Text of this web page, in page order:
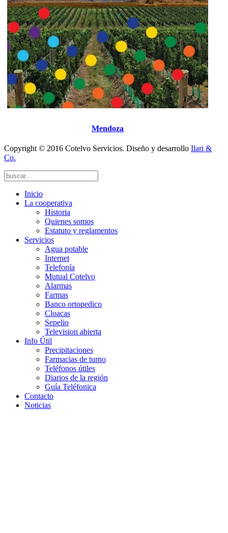
Mendoza
Copyright © 2016 Cotelvo Servicios. Diseño y desarrollo Ilari &
Co.
Inicio
La cooperativa
Historia
Quienes somos
Estatuto y reglamentos
Servicios
Agua potable
Internet
Telefonía
Mutual Cotelvo
Alarmas
Farmas
Banco ortopedico
Cloacas
Sepelio
Television abierta
Info Útil
Precipitaciones
Farmacias de turno
Teléfonos útiles
Diarios de la región
Guía Teléfonica
Contacto
Noticias